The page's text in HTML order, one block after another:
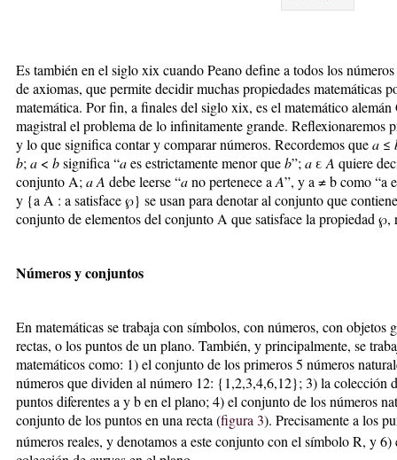
Es también en el siglo xix cuando Peano define a todos los
de axiomas, que permite decidir muchas propiedades matemáticas
matemática. Por fin, a finales del siglo xix, es el matemático
magistral el problema de lo infinitamente grande. Reflexionaremos
y lo que significa contar y comparar números. Recordemos quea ≤
b; a < bsignifica “aes estrictamente menor queb”; aε A quiere
conjunto A; aA debe leerse “ano pertenece a A”, y a ≠ b como “a
y {a A : a satisface ℘} se usan para denotar al conjunto que
conjunto de elementos del conjunto A que satisface la propiedad ℘,
Números y conjuntos
En matemáticas se trabaja con símbolos, con números, con objetos
rectas, o los puntos de un plano. También, y principalmente, se
matemáticos como: 1) el conjunto de los primeros 5 números
números que dividen al número 12: {1,2,3,4,6,12}; 3) la colección
puntos diferentes a y b en el plano; 4) el conjunto de los números
conjunto de los puntos en una recta (figura 3). Precisamente a los
números reales, y denotamos a este conjunto con el símbolo R, y